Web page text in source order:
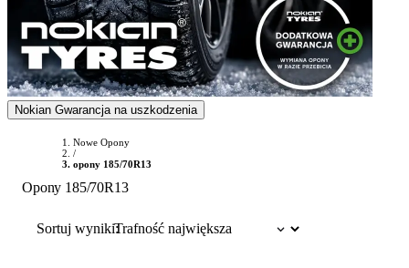
Nokian Gwarancja na uszkodzenia
Nowe Opony
/
opony 185/70R13
Opony 185/70R13
Sortuj wyniki: